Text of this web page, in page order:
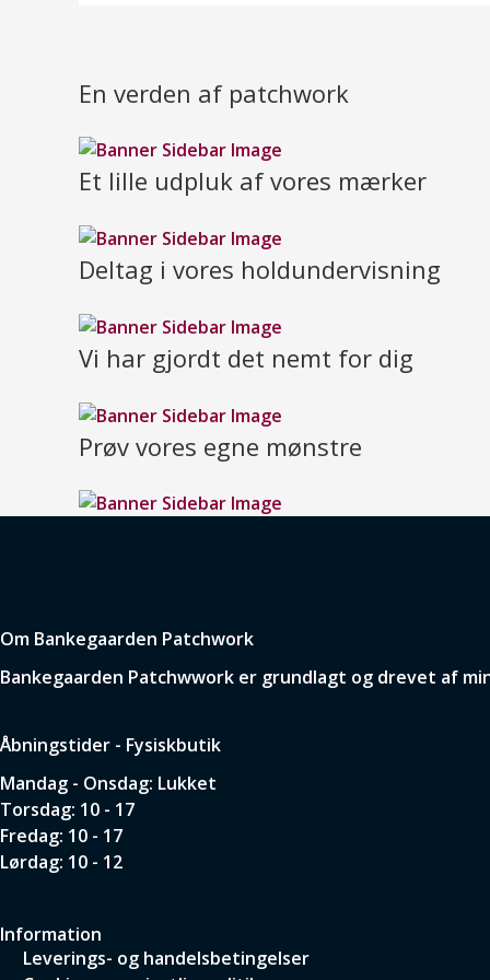
En verden af patchwork
Et lille udpluk af vores mærker
Deltag i vores holdundervisning
Vi har gjordt det nemt for dig
Prøv vores egne mønstre
Om Bankegaarden Patchwork
Bankegaarden Patchwwork er grundlagt og drevet af
Åbningstider - Fysiskbutik
Mandag - Onsdag: Lukket
Torsdag: 10 - 17
Fredag: 10 - 17
Lørdag: 10 - 12
Information
Leverings- og handelsbetingelser